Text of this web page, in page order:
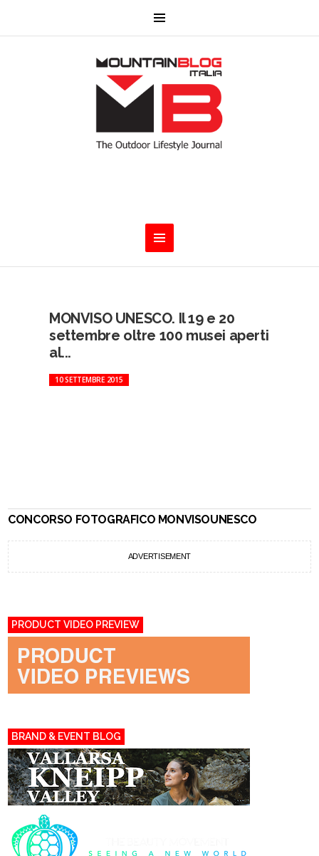
MONVISO UNESCO. Il 19 e 20
settembre oltre 100 musei aperti
al...
10 SETTEMBRE 2015
CONCORSO FOTOGRAFICO MONVISOUNESCO
ADVERTISEMENT
PRODUCT VIDEO PREVIEW
BRAND & EVENT BLOG